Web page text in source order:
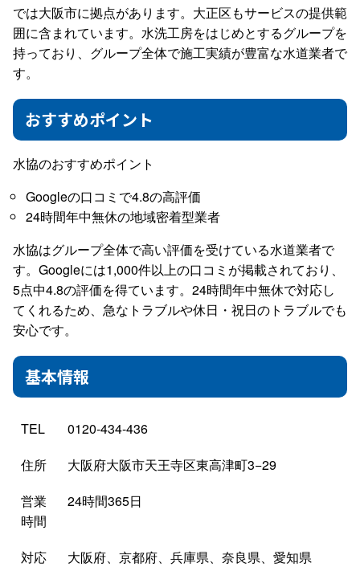
では大阪市に拠点があります。大正区もサービスの提供範
囲に含まれています。水洗工房をはじめとするグループを
持っており、グループ全体で施工実績が豊富な水道業者で
す。
おすすめポイント
水協のおすすめポイント
Googleの口コミで4.8の高評価
24時間年中無休の地域密着型業者
水協はグループ全体で高い評価を受けている水道業者で
す。Googleには1,000件以上の口コミが掲載されており、
5点中4.8の評価を得ています。24時間年中無休で対応し
てくれるため、急なトラブルや休日・祝日のトラブルでも
安心です。
基本情報
TEL
0120-434-436
住所
大阪府大阪市天王寺区東高津町3−29
営業
時間
24時間365日
対応 大阪府、京都府、兵庫県、奈良県、愛知県